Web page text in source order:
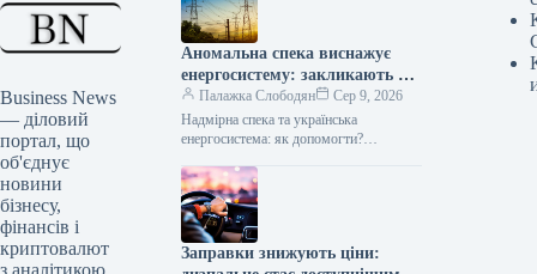
Business News
— діловий
портал, що
об'єднує
новини
бізнесу,
фінансів і
криптовалют
з аналітикою
Аномальна спека виснажує
енергосистему: закликають до
термінових дій
Палажка Слободян
Сер 9, 2026
Надмірна спека та українська
енергосистема: як допомогти?
значне додаткове навантаження на
енергетичну інфраструктуру України.
Компанія
Заправки знижують ціни: